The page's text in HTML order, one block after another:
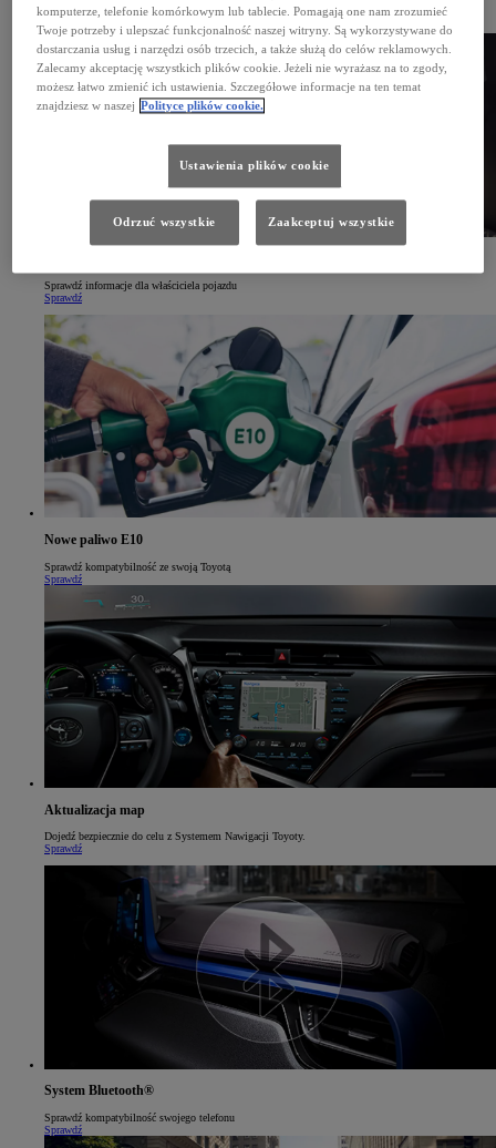
Zarejestruj się w systemie Moja Toyota, by zaktualizować mapy i pobrać instrukcję obsługi.
Sprawdź
Sprawdź informacje dla właściciela pojazdu
Sprawdź
Nowe paliwo E10
Sprawdź kompatybilność ze swoją Toyotą
Sprawdź
Aktualizacja map
Dojedź bezpiecznie do celu z Systemem Nawigacji Toyoty.
Sprawdź
System Bluetooth®
Sprawdź kompatybilność swojego telefonu
Sprawdź
komputerze, telefonie komórkowym lub tablecie. Pomagają one nam zrozumieć
Twoje potrzeby i ulepszać funkcjonalność naszej witryny. Są wykorzystywane do
dostarczania usług i narzędzi osób trzecich, a także służą do celów reklamowych.
Zalecamy akceptację wszystkich plików cookie. Jeżeli nie wyrażasz na to zgody,
możesz łatwo zmienić ich ustawienia. Szczegółowe informacje na ten temat
znajdziesz w naszej Polityce plików cookie.
Ustawienia plików cookie
Odrzuć wszystkie Zaakceptuj wszystkie